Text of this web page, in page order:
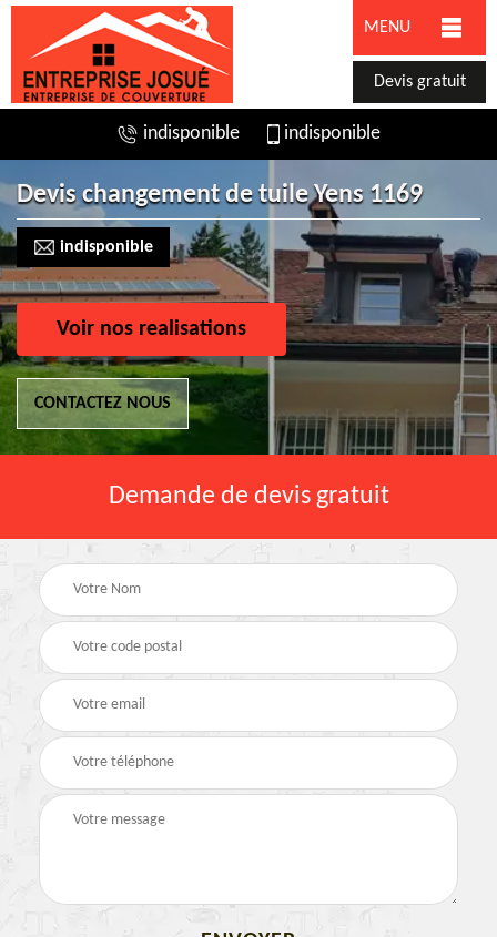
MENU
Devis gratuit
indisponible indisponible
Devis changement de tuile Yens 1169
indisponible
Voir nos realisations
CONTACTEZ NOUS
Demande de devis gratuit